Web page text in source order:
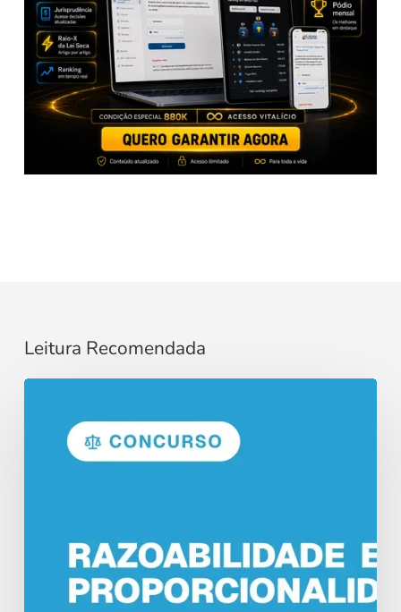
Leitura Recomendada
Proporcionalidade